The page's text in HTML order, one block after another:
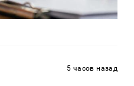
5 часов назад